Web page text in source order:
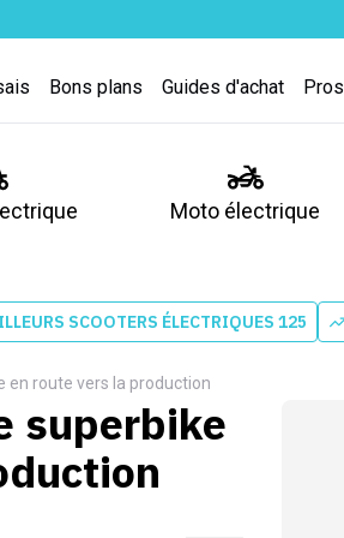
Bons plans Guides d'achat Pros
Moto électrique
SCOOTERS ÉLECTRIQUES 125
en route vers la production
superbike